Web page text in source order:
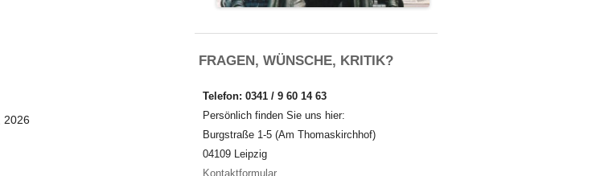
2026
FRAGEN, WÜNSCHE, KRITIK?
Telefon: 0341 / 9 60 14 63
Persönlich finden Sie uns hier:
Burgstraße 1-5 (Am Thomaskirchhof)
04109 Leipzig
Kontaktformular